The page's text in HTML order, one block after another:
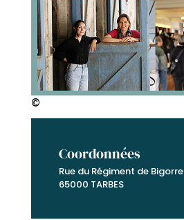
©
Coordonnées
Rue du Régiment de Bigorre
65000 TARBES